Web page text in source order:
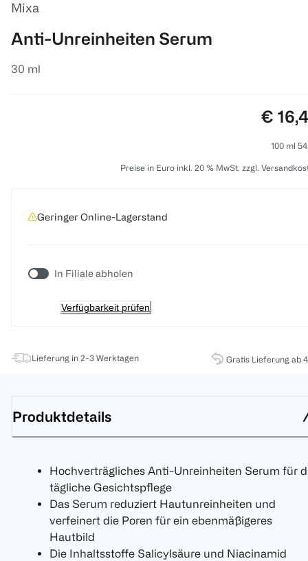
Mixa
Anti-Unreinheiten Serum
30 ml
Preis:
€
100 ml
Preise in Euro inkl. 20 % MwSt. zzgl.
Geringer Online-Lagerstand
In Filiale abholen
Verfügbarkeit prüfen
Lieferung in 2-3 Werktagen Gratis Lieferung ab
Produktdetails
Hochverträgliches Anti-Unreinheiten Serum für
tägliche Gesichtspflege
Das Serum reduziert Hautunreinheiten und
verfeinert die Poren für ein ebenmäßigeres
Hautbild
Die Inhaltsstoffe Salicylsäure und Niacinamid